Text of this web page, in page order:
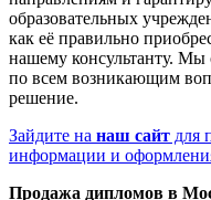
образовательных
как её правильно
нашему консультанту. Мы
по всем возникающим
решение.
Зайдите на наш сайт для
информации и
Продажа дипломов в